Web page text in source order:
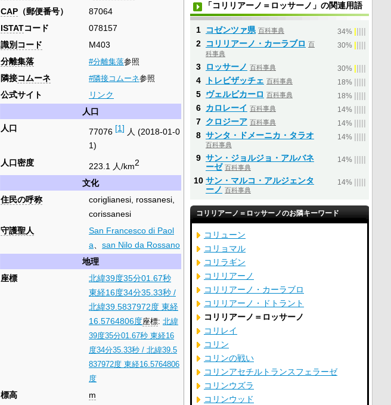
CAP （郵便番号）
87064
ISTATコード
078157
識別コード
M403
分離集落
#分離集落参照
隣接コムーネ #隣接コムーネ参照
公式サイト
リンク
人口
人口
77076 [1] 人 (2018-01-0
1)
人口密度
223.1 人/km2
文化
住民の呼称
coriglianesi, rossanesi,
corissanesi
守護聖人
San Francesco di Paol
a
san Nilo da Rossano
地理
座標
北緯39度35分01.67秒
東経16度34分35.33秒 /
北緯39.5837972度 東経
16.5764806度座標: 北緯
39度35分01.67秒 東経16
度34分35.33秒 / 北緯39.5
837972度 東経16.5764806
度
標高
m
「コリリアーノ＝ロッサーノ」の関連用語
1 コゼンツァ県 百科事典 34%
2 コリリアーノ・カーラブロ 百
科事典
30%
3 ロッサーノ 百科事典 30%
4 トレビザッチェ 百科事典 18%
5 ヴェルビカーロ 百科事典 18%
6 カロレーイ 百科事典 14%
7 クロジーア 百科事典 14%
8 サンタ・ドメーニカ・タラオ
百科事典
14%
9 サン・ジョルジョ・アルバネ
ーゼ 百科事典
14%
10 サン・マルコ・アルジェンタ
ーノ 百科事典
14%
コリリアーノ＝ロッサーノのお隣キーワード
コリューン
コリョマル
コリラギン
コリリアーノ
コリリアーノ・カーラブロ
コリリアーノ・ドトラント
コリリアーノ＝ロッサーノ
コリレイ
コリン
コリンの戦い
コリンアセチルトランスフェラーゼ
コリンウズラ
コリンウッド